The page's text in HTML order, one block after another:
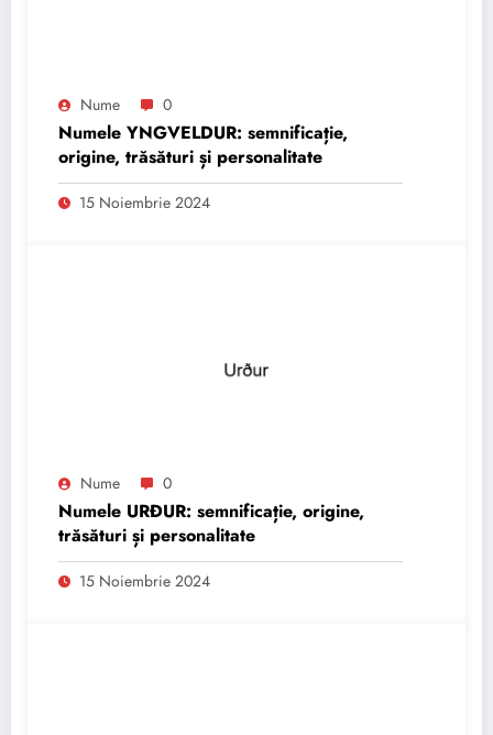
Nume 0
Numele YNGVELDUR: semnificație,
origine, trăsături și personalitate
15 Noiembrie 2024
Nume 0
Numele URÐUR: semnificație, origine,
trăsături și personalitate
15 Noiembrie 2024